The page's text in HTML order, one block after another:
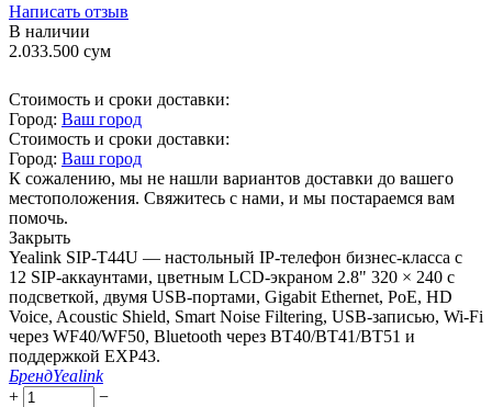
Написать отзыв
В наличии
2.033.500 сум
Стоимость и сроки доставки:
Город: Ваш город
Стоимость и сроки доставки:
Город: Ваш город
К сожалению, мы не нашли вариантов доставки до вашего
местоположения. Свяжитесь с нами, и мы постараемся вам
помочь.
Закрыть
Yealink SIP-T44U — настольный IP-телефон бизнес-класса с
12 SIP-аккаунтами, цветным LCD-экраном 2.8" 320 × 240 с
подсветкой, двумя USB-портами, Gigabit Ethernet, PoE, HD
Voice, Acoustic Shield, Smart Noise Filtering, USB-записью, Wi-Fi
через WF40/WF50, Bluetooth через BT40/BT41/BT51 и
поддержкой EXP43.
БрендYealink
+
−